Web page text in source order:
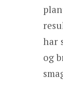
har
og